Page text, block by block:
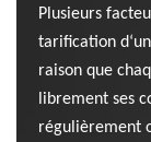
Plusieurs
tarification
raison que
librement ses
régulièrement